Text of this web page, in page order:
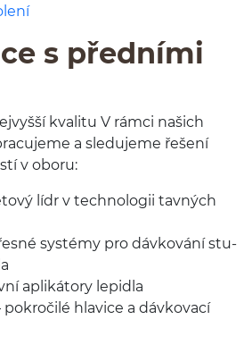
s před­ními
kval­itu V rámci našich
a sle­du­jeme řešení
v oboru:
lídr v tech­nologii tavných
sys­témy pro dávkování stu­
apliká­tory lepidla
pokročilé hlav­ice a dávko­vací